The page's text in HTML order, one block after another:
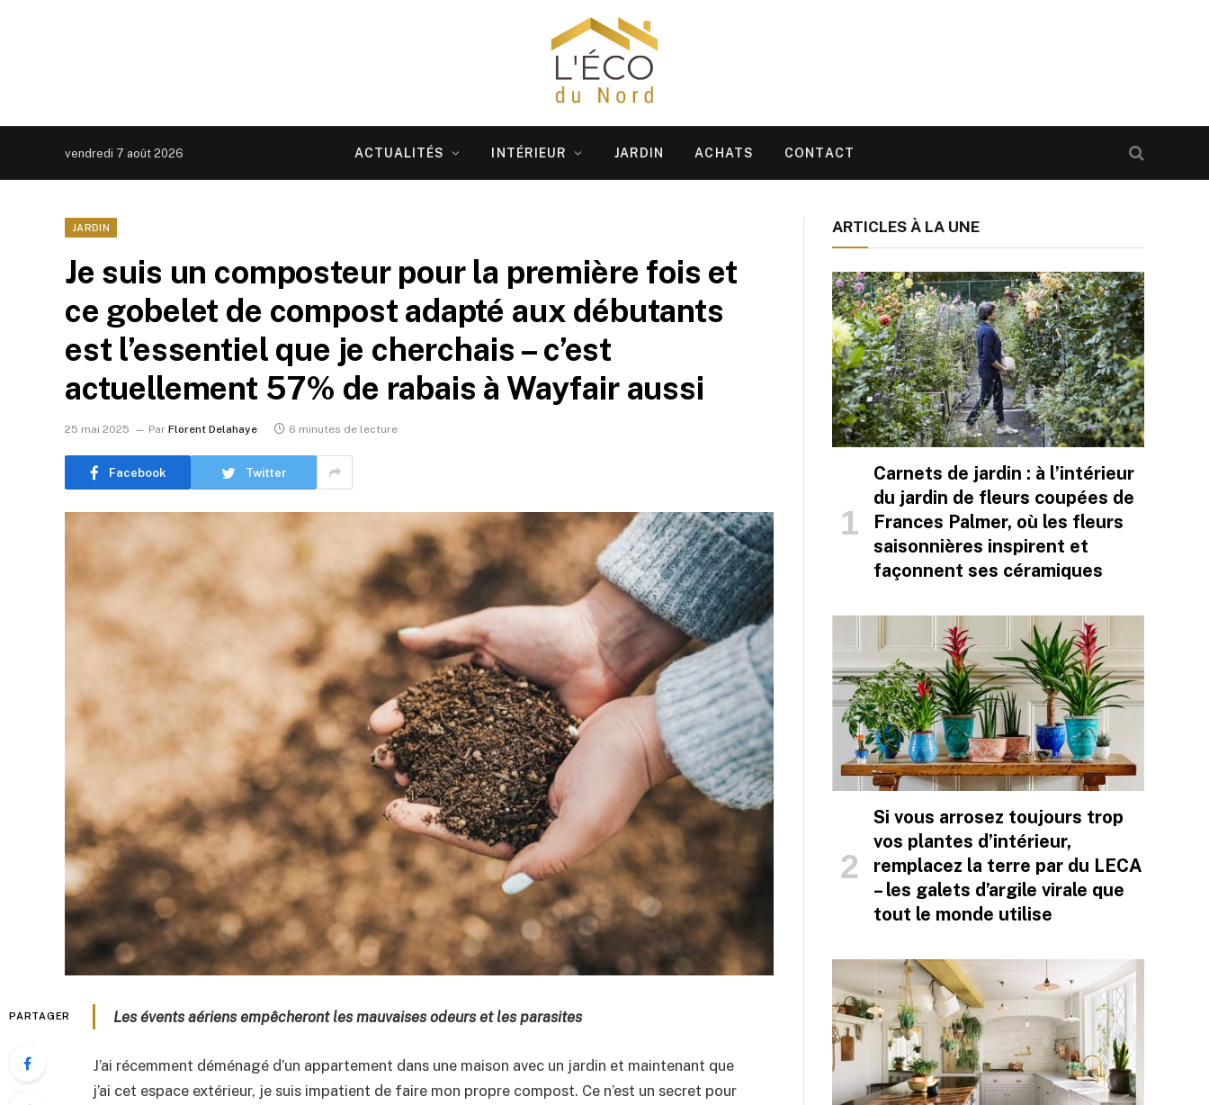
vendredi 7 août 2026 ACTUALITÉS INTÉRIEUR JARDIN ACHATS CONTACT
JARDIN
Je suis un composteur pour la première fois et
ce gobelet de compost adapté aux débutants
est l’essentiel que je cherchais – c’est
actuellement 57% de rabais à Wayfair aussi
25 mai 2025 Par Florent Delahaye 6 minutes de lecture
Facebook Twitter
PARTAGER Les évents aériens empêcheront les mauvaises odeurs et les parasites
J’ai récemment déménagé d’un appartement dans une maison avec un jardin et maintenant que
j’ai cet espace extérieur, je suis impatient de faire mon propre compost. Ce n’est un secret pour
ARTICLES À LA UNE
Carnets de jardin : à l’intérieur
du jardin de fleurs coupées de
Frances Palmer, où les fleurs
saisonnières inspirent et
façonnent ses céramiques
Si vous arrosez toujours trop
vos plantes d’intérieur,
remplacez la terre par du LECA
– les galets d’argile virale que
tout le monde utilise